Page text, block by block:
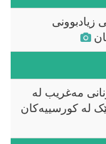
زیادبوونی
مەغریب لە
لە کورسییەکان